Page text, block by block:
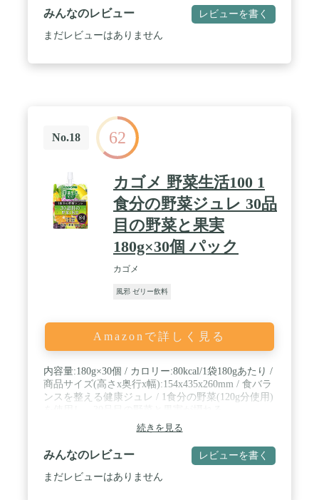
個/180gあたり]エネルギー 110kcal / 商品サイズ(高さ
x奥行x幅):15cm×22cm×34cm
みんなのレビュー レビューを書く
まだレビューはありません
No.18 62
カゴメ 野菜生活100 1
食分の野菜ジュレ 30品
目の野菜と果実
180g×30個 パック
カゴメ
風邪 ゼリー飲料
Amazonで詳しく見る
内容量:180g×30個 / カロリー:80kcal/1袋180gあたり /
商品サイズ(高さx奥行x幅):154x435x260mm / 食バラ
ンスを整える健康ジュレ / 1食分の野菜(120g分使用)
続きを見る
みんなのレビュー レビューを書く
まだレビューはありません